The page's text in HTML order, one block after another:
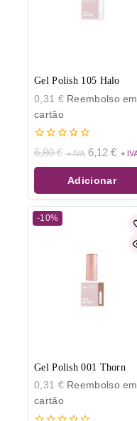
Gel Polish 105 Halo
0,31 €Reembolso em
cartão
0
de
5
6,80€ 6,12 €
Adicionar
-10%
Gel Polish 001 Thorn
0,31 €Reembolso em
cartão